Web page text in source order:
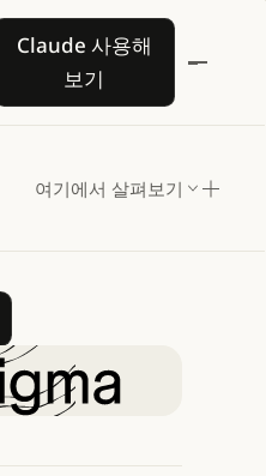
Claude 사용해
보기
Claude 사용해 보기
여기에서 살펴보기
를
어를
보기